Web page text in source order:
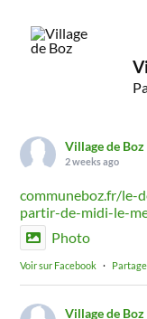
Village de Boz
2 weeks ago
communeboz.fr/le-
partir-de-midi-le-
Photo
Voir sur Facebook ·
Village de Boz